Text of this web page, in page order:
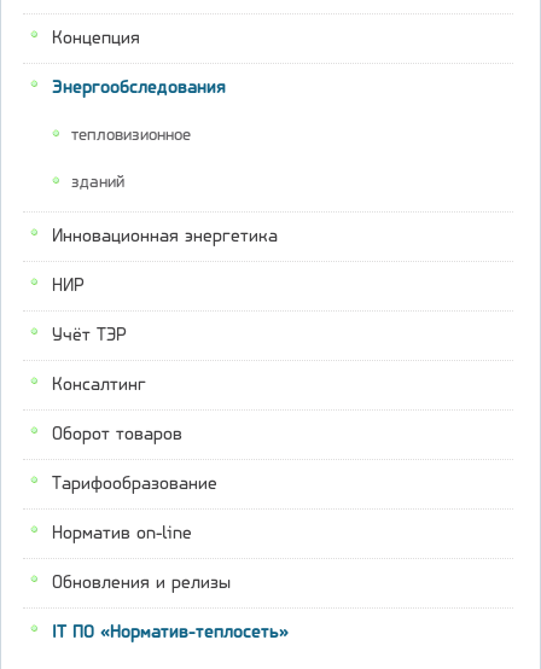
Концепция
Энергообследования
тепловизионное
зданий
Инновационная энергетика
НИР
Учёт ТЭР
Консалтинг
Оборот товаров
Тарифообразование
Норматив on-line
Обновления и релизы
IT ПО «Норматив-теплосеть»